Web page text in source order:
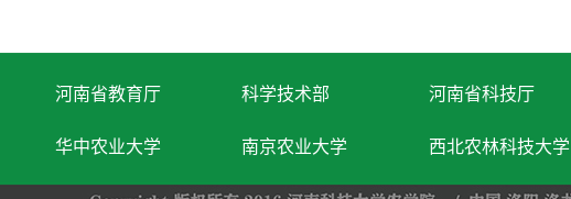
河南省教育厅 科学技术部 河南省科技厅
华中农业大学 南京农业大学 西北农林科技大学